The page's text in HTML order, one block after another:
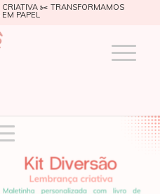
CRIATIVA ✂️ TRANSFORMAMOS
PAPEL